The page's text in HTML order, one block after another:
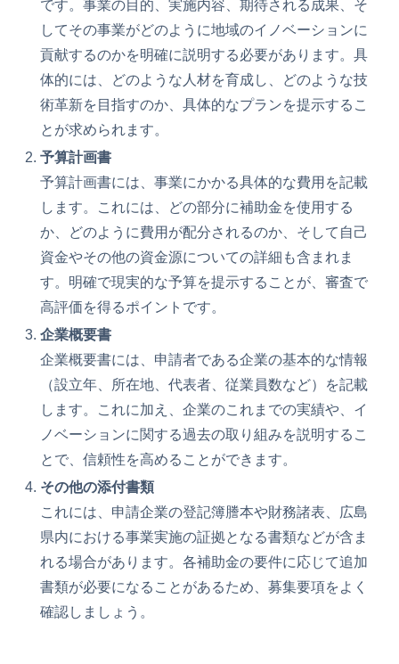
です。事業の目的、実施内容、期待される成果、そ
してその事業がどのように地域のイノベーションに
貢献するのかを明確に説明する必要があります。具
体的には、どのような人材を育成し、どのような技
術革新を目指すのか、具体的なプランを提示するこ
とが求められます。
予算計画書
予算計画書には、事業にかかる具体的な費用を記載
します。これには、どの部分に補助金を使用する
か、どのように費用が配分されるのか、そして自己
資金やその他の資金源についての詳細も含まれま
す。明確で現実的な予算を提示することが、審査で
高評価を得るポイントです。
企業概要書
企業概要書には、申請者である企業の基本的な情報
（設立年、所在地、代表者、従業員数など）を記載
します。これに加え、企業のこれまでの実績や、イ
ノベーションに関する過去の取り組みを説明するこ
とで、信頼性を高めることができます。
その他の添付書類
これには、申請企業の登記簿謄本や財務諸表、広島
県内における事業実施の証拠となる書類などが含ま
れる場合があります。各補助金の要件に応じて追加
書類が必要になることがあるため、募集要項をよく
確認しましょう。